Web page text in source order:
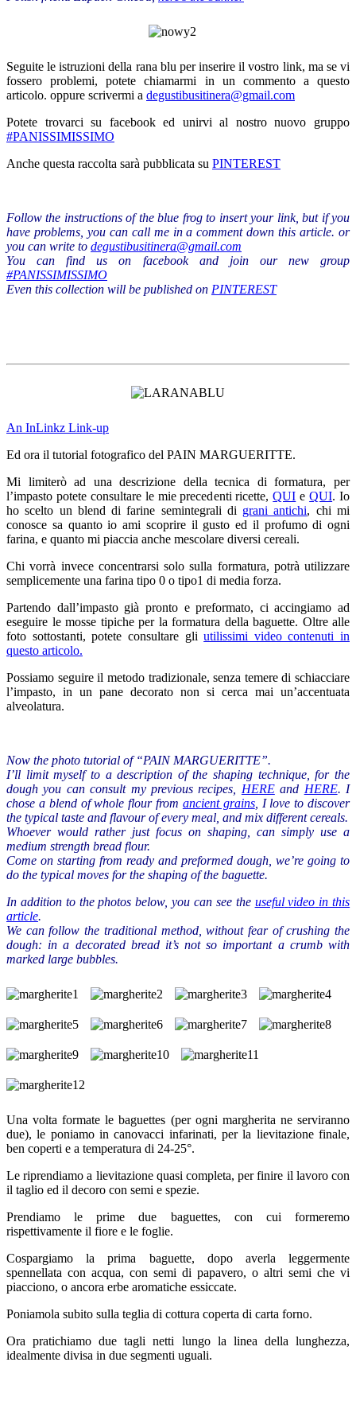
Seguite le istruzioni della rana blu per inserire il vostro link, ma se vi
fossero problemi, potete chiamarmi in un commento a questo
articolo. oppure scrivermi a degustibusitinera@gmail.com
Potete trovarci su facebook ed unirvi al nostro nuovo gruppo
#PANISSIMISSIMO
Anche questa raccolta sarà pubblicata su PINTEREST
Follow the instructions of the blue frog to insert your link,but if you
have problems, you can call me in a comment down this article.or
you can write to degustibusitinera@gmail.com
You can find us
on facebook and join our
new group
#PANISSIMISSIMO
Even this collection will be published on PINTEREST
An InLinkz Link-up
Ed ora il tutorial fotografico del PAIN MARGUERITTE.
Mi limiterò ad una descrizione della tecnica di formatura, per
l’impasto potete consultare le mie precedenti ricette,QUI eQUI. Io
ho scelto un blend di farine semintegrali di grani antichi, chi mi
conosce sa quanto io ami scoprire il gusto ed il profumo di ogni
farina, e quanto mi piaccia anche mescolare diversi cereali.
Chi vorrà invece concentrarsi solo sulla formatura, potrà utilizzare
semplicemente una farina tipo 0 o tipo1 di media forza.
Partendo dall’impasto già pronto e preformato, ci accingiamo ad
eseguire le mosse tipiche per la formatura della baguette. Oltre alle
foto sottostanti, potete consultare gliutilissimi video contenuti in
questo articolo.
Possiamo seguire il metodo tradizionale, senza temere di schiacciare
l’impasto, in un pane decorato non si cerca mai un’accentuata
alveolatura.
Now the photo tutorial of “PAIN MARGUERITTE”.
I’ll limit myself to a description of the shaping technique,
for the
dough you can consult my previous recipes HERE and HERE. I
chose a blend ofwholeflour from ancient grains, I love to discover
the typical taste and flavour of every meal and mix different cereals.
Whoever would rather just focus on shaping, can simply use a
medium strength bread flour.
Come on starting from ready and preformed dough we’re going to
do the typical moves for the shaping of the baguette.
In addition to the photos below, you can see the useful video in this
article.
We can follow the traditional method,without fear of crushing the
dough: in a decorated breadit’snot so important a crumb with
marked large bubbles.
Una volta formate le baguettes (per ogni margherita ne serviranno
due), le poniamo in canovacci infarinati, per la lievitazione finale,
ben coperti e a temperatura di 24-25°.
Le riprendiamo a lievitazione quasi completa, per finire il lavoro con
il taglio ed il decoro con semi e spezie.
Prendiamo le prime due baguettes, con cui formeremo
rispettivamente il fiore e le foglie.
Cospargiamo la prima baguette, dopo averla leggermente
spennellata con acqua, con semi di papavero, o altri semi che vi
piacciono, o ancora erbe aromatiche essiccate.
Poniamola subito sulla teglia di cottura coperta di carta forno.
Ora pratichiamo due tagli netti lungo la linea della lunghezza,
idealmente divisa in due segmenti uguali.